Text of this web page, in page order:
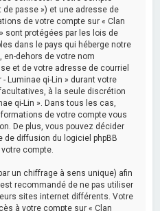
de passe ») et une adresse de
de votre compte sur « Clan
sont protégées par les lois de
dans le pays qui héberge notre
en-dehors de votre nom
et de votre adresse de courriel
Luminae qi-Lin » durant votre
à la seule discrétion
qi-Lin ». Dans tous les cas,
de votre compte vous
De plus, vous pouvez décider
de diffusion du logiciel phpBB
compte.
un chiffrage à sens unique) afin
recommandé de ne pas utiliser
sites internet différents. Votre
à votre compte sur « Clan